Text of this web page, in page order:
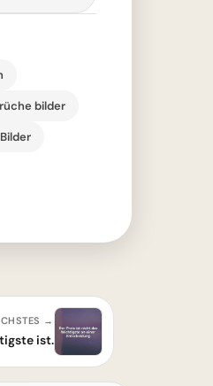
bilder
→
ist.